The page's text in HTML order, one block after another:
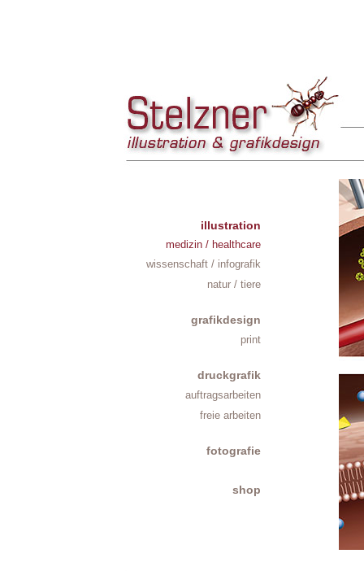
freie arbeiten
auftragsarbeiten
druckgrafik
print
grafikdesign
natur / tiere
wissenschaft / infografik
medizin / healthcare
illustration
shop
fotografie